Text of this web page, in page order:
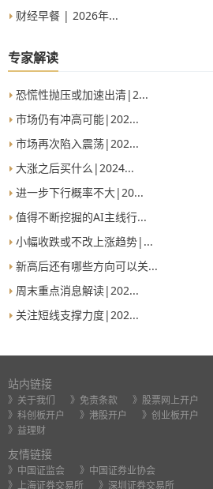
财经早餐 | 2026年...
专家解读
恐慌性抛压或加速出清|2...
市场仍有冲高可能|202...
市场再次陷入震荡|202...
大涨之后买什么|2024...
进一步下行概率不大|20...
值得不断挖掘的AI主线行...
小幅收跌或不改上涨趋势|...
新高后还有哪些方向可以关...
周末重点消息解读|202...
关注短线支撑力度|202...
站内链接
》关于我们 》免责条款 》股票网上开户
》科创板开户
》港股开户
》创业板开户
》益理财
友情链接
》中国证监会
》中国证券业协会
》上海证券交易所
》深圳证券交易所